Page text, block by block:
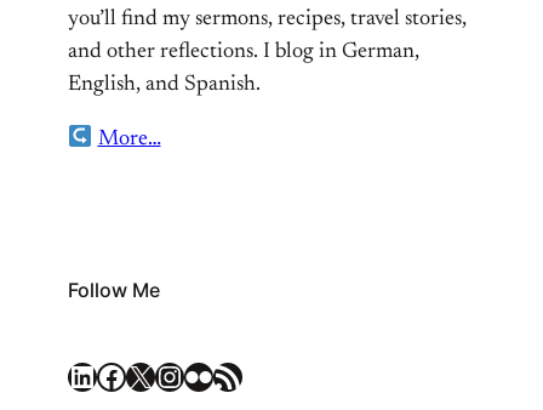
you’ll find my sermons, recipes, travel stories,
and other reflections. I blog in German,
English, and Spanish.
More…
Follow Me
LinkedIn Facebook X Instagram Flickr RSS Feed